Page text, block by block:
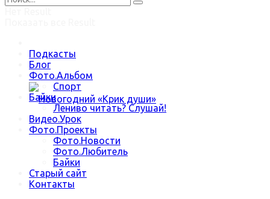
фото у ёлки
Новогодний «Крик души»
Trending Метки
Подкасты
Блог
Фото.Альбом
Спорт
Байки
Лениво читать? Слушай!
Видео.Урок
Фото.Проекты
Фото.Новости
Фото.Любитель
Байки
Старый сайт
Контакты